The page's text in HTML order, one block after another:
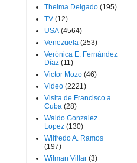
Thelma Delgado (195)
TV (12)
USA (4564)
Venezuela (253)
Verónica E. Fernández
Díaz (11)
Victor Mozo (46)
Video (2221)
Visita de Francisco a
Cuba (28)
Waldo Gonzalez
Lopez (130)
Wilfredo A. Ramos
(197)
Wilman Villar (3)